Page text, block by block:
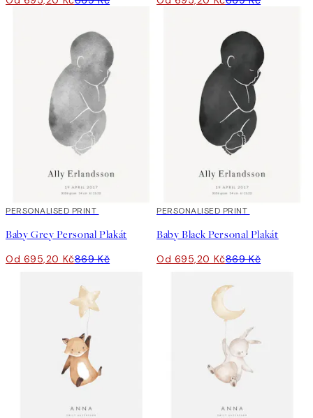
20%*
PERSONALISED PRINT
Baby Grey Personal Plakát
Od 695,20 Kč869 Kč
20%*
PERSONALISED PRINT
Baby Black Personal Plakát
Od 695,20 Kč869 Kč